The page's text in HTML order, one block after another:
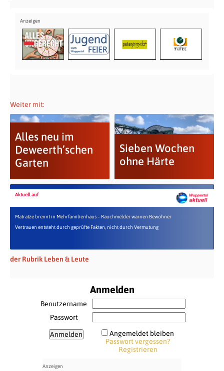
Weiter mit:
Alles neu im
Deweerth’schen
Garten
Sieben Wochen
ohne Härte
Aktuell auf
Matratze brennt in Mehrfamilienhaus – Rauchmelder warnen Bewohner
Vertrauen entsteht durch geprüfte Fakten, nicht durch Vermutung
der Rubrik Leben & Leute
Anmelden
Benutzername
Passwort
Angemeldet bleiben
Passwort vergessen?
Registrieren